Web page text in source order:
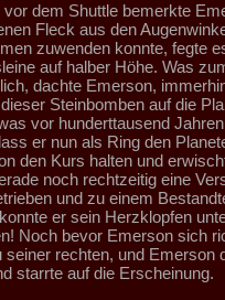
dem Shuttle bemerkte
Fleck aus den
zuwenden konnte, fegte
auf halber Höhe. Was
dachte Emerson,
Steinbomben auf die
vor hunderttausend
er nun als Ring den
den Kurs halten und
noch rechtzeitig eine
und zu einem
er sein Herzklopfen
Noch bevor Emerson sich
seiner rechten, und Emerson
starrte auf die Erscheinung.